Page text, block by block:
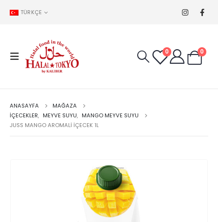
TÜRKÇE
0 0
ANASAYFA
MAĞAZA
İÇECEKLER, MEYVE SUYU, MANGO MEYVE SUYU
JUSS MANGO AROMALI IÇECEK 1L